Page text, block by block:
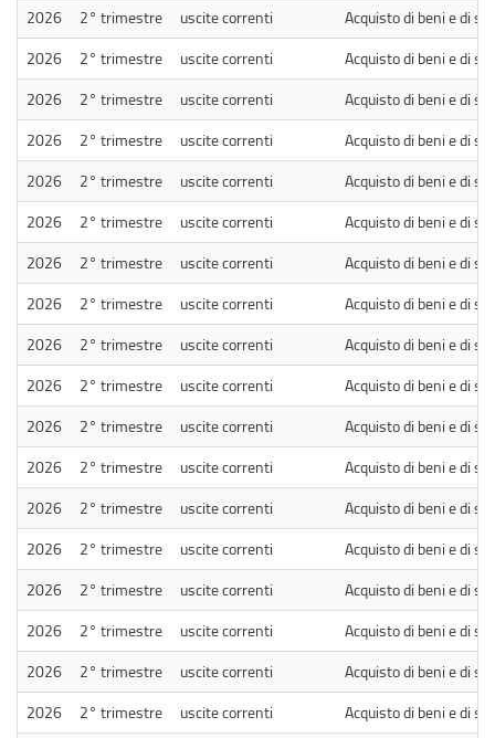
2026
2° trimestre uscite correnti
Acquisto di beni e di
2026
2° trimestre uscite correnti
Acquisto di beni e di
2026
2° trimestre uscite correnti
Acquisto di beni e di
2026
2° trimestre uscite correnti
Acquisto di beni e di
2026
2° trimestre uscite correnti
Acquisto di beni e di
2026
2° trimestre uscite correnti
Acquisto di beni e di
2026
2° trimestre uscite correnti
Acquisto di beni e di
2026
2° trimestre uscite correnti
Acquisto di beni e di
2026
2° trimestre uscite correnti
Acquisto di beni e di
2026
2° trimestre uscite correnti
Acquisto di beni e di
2026
2° trimestre uscite correnti
Acquisto di beni e di
2026
2° trimestre uscite correnti
Acquisto di beni e di
2026
2° trimestre uscite correnti
Acquisto di beni e di
2026
2° trimestre uscite correnti
Acquisto di beni e di
2026
2° trimestre uscite correnti
Acquisto di beni e di
2026
2° trimestre uscite correnti
Acquisto di beni e di
2026
2° trimestre uscite correnti
Acquisto di beni e di
2026
2° trimestre uscite correnti
Acquisto di beni e di